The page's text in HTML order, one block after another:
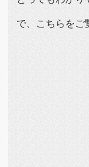
で、こちらをご